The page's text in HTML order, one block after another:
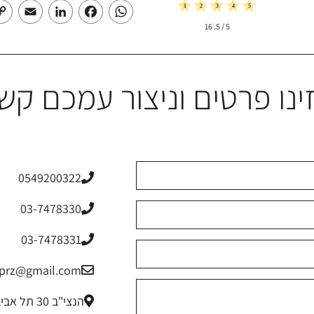
5
/ 5.
16
WhatsApp
Facebook
LinkedIn
פרטים וניצור עמכם
0549200322
03-7478330
03-7478331
הנצי"ב 30 תל אביב